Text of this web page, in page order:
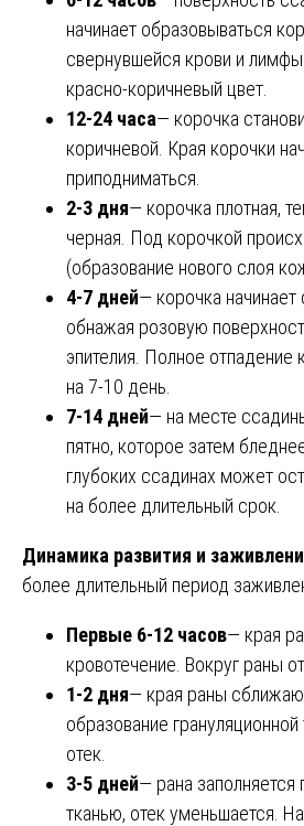
начинает образовываться
свернувшейся крови и
красно-коричневый цвет.
12-24 часа— корочка
коричневой. Края корочки
приподниматься.
2-3 дня— корочка плотная,
черная. Под корочкой
(образование нового слоя
4-7 дней— корочка начинает
обнажая розовую
эпителия. Полное отпадение
на 7-10 день.
7-14 дней— на месте
пятно, которое затем
глубоких ссадинах может
на более длительный срок.
Динамика развития и
более длительный период
Первые 6-12 часов— края
кровотечение. Вокруг раны
1-2 дня— края раны
образование
отек.
3-5 дней— рана заполняется
тканью, отек уменьшается.